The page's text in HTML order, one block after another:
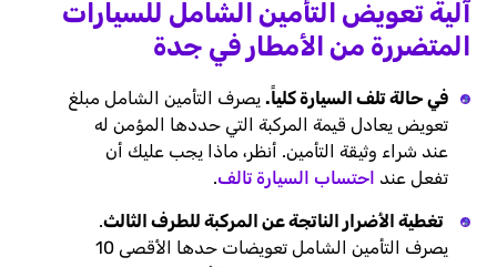
آلية تعويض التأمين الشامل للسيارات
المتضررة من الأمطار في جدة
في حالة تلف السيارة كلياً. يصرف التأمين الشامل مبلغ
تعويض يعادل قيمة المركبة التي حددها المؤمن له
عند شراء وثيقة التأمين. أنظر، ماذا يجب عليك أن
تفعل عند احتساب السيارة تالف.
تغطية الأضرار الناتجة عن المركبة للطرف الثالث.
يصرف التأمين الشامل تعويضات حدها الأقصى 10